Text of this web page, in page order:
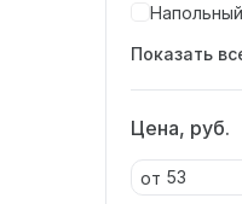
Показать
Цена, руб.
от